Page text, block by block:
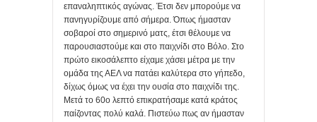
επαναληπτικός αγώνας. Έτσι δεν μπορούμε να
πανηγυρίζουμε από σήμερα. Όπως ήμασταν
σοβαροί στο σημερινό ματς, έτσι θέλουμε να
παρουσιαστούμε και στο παιχνίδι στο Βόλο. Στο
πρώτο εικοσάλεπτο είχαμε χάσει μέτρα με την
ομάδα της ΑΕΛ να πατάει καλύτερα στο γήπεδο,
δίχως όμως να έχει την ουσία στο παιχνίδι της.
Μετά το 60ο λεπτό επικρατήσαμε κατά κράτος
παίζοντας πολύ καλά. Πιστεύω πως αν ήμασταν